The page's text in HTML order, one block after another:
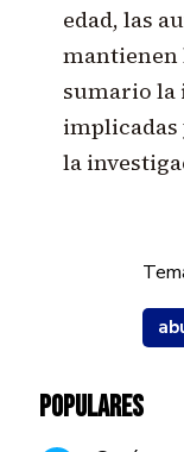
edad, las
mantienen
sumario la
implicadas
la
POPULARES